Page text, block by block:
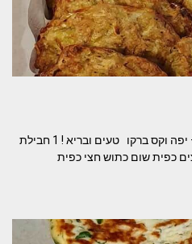
לביבות ברוקולי עם שיבולת שועל – יפה וקס ברקו טעים ובריא ! 1 חבילת